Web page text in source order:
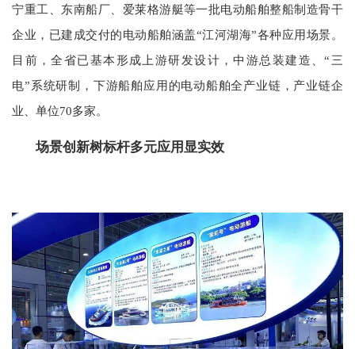
宁重工、东南船厂、爱莱格游艇等一批电动船舶整船制造骨干
企业，已建成交付的电动船舶涵盖“江河湖海”各种应用场景。
目前，全省已基本形成上游研发设计，中游总装建造、“三
电”系统研制，下游船舶应用的电动船舶全产业链，产业链企
业、单位70多家。
场景创新树标杆多元应用显实效